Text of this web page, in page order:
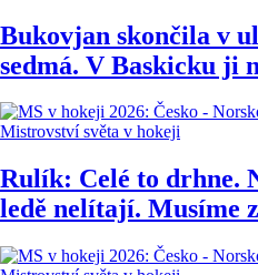
Bukovjan skončila v
sedmá. V Baskicku ji
Mistrovství světa v hokeji
Rulík: Celé to drhne.
ledě nelítají. Musíme